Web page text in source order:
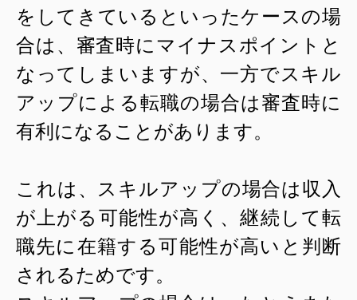
をしてきているといったケースの場
合は、審査時にマイナスポイントと
なってしまいますが、一方でスキル
アップによる転職の場合は審査時に
有利になることがあります。
これは、スキルアップの場合は収入
が上がる可能性が高く、継続して転
職先に在籍する可能性が高いと判断
されるためです。